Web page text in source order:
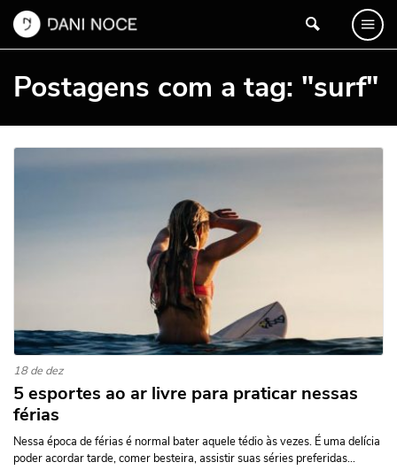
Postagens com a tag: "surf"
18 de dez
5 esportes ao ar livre para praticar nessas
férias
Nessa época de férias é normal bater aquele tédio às vezes. É uma delícia
poder acordar tarde, comer besteira, assistir suas séries preferidas...